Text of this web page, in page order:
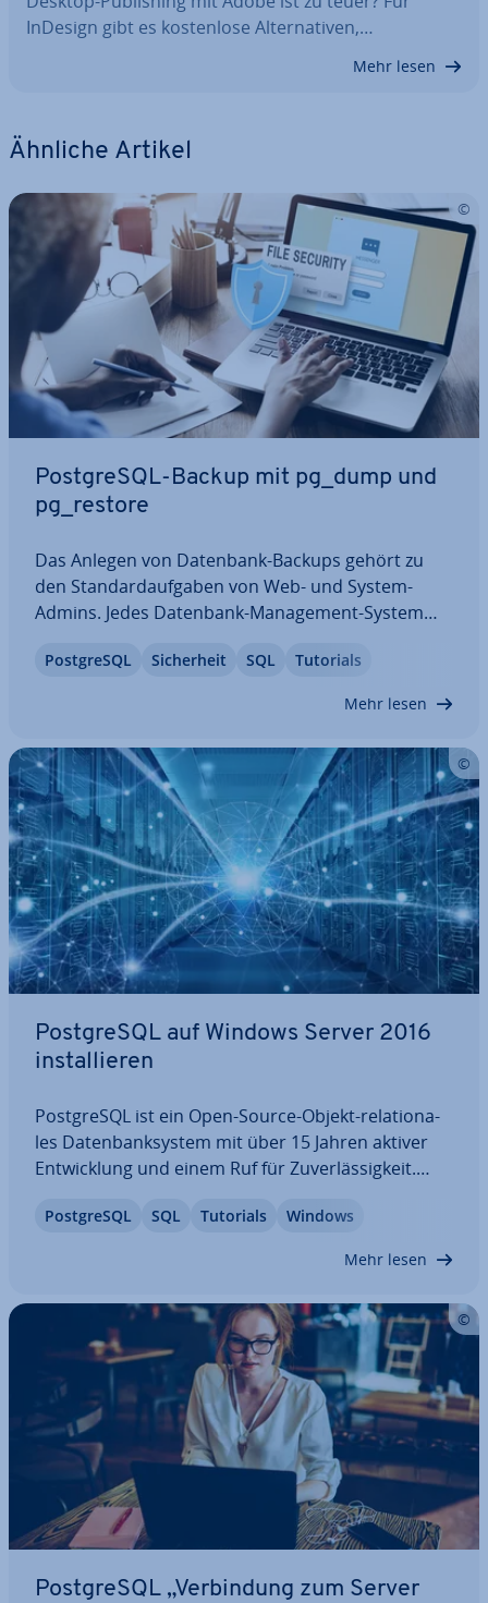
InDesign gibt es kos­ten­lo­se Al­ter­na­ti­ven,…
Mehr lesen
Ähnliche Artikel
Post­greS­QL-Backup mit pg_dump und
pg_restore
Das Anlegen von Datenbank-Backups gehört zu
den Stan­dard­auf­ga­ben von Web- und System-
Admins. Jedes Datenbank-Ma­nage­ment-System
Post­greS­QL handelt es sich um die Kom­man­do­zei­
len-Programme pg_dump und pg_restore. Ferner
Post­greS­QL Si­cher­heit SQL Tutorials
Mehr lesen
Post­greS­QL auf Windows Server 2016
in­stal­lie­ren
Post­greS­QL ist ein Open-Source-Objekt-re­la­tio­na­
les Da­ten­bank­sys­tem mit über 15 Jahren aktiver
Ent­wick­lung und einem Ruf für Zu­ver­läs­sig­keit.
Server 2016 in­stal­lie­ren.
Post­greS­QL SQL Tutorials Windows
Mehr lesen
Post­greS­QL „Ver­bin­dung zum Server